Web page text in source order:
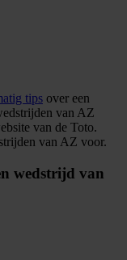
tips over een
van AZ
van de Toto.
van AZ voor.
wedstrijd van